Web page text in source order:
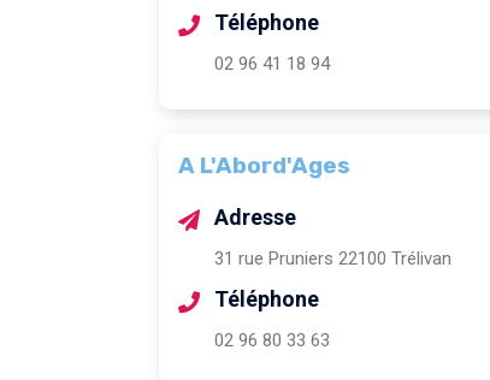
Téléphone
02 96 41 18 94
A L'Abord'Ages
Adresse
31 rue Pruniers 22100 Trélivan
Téléphone
02 96 80 33 63